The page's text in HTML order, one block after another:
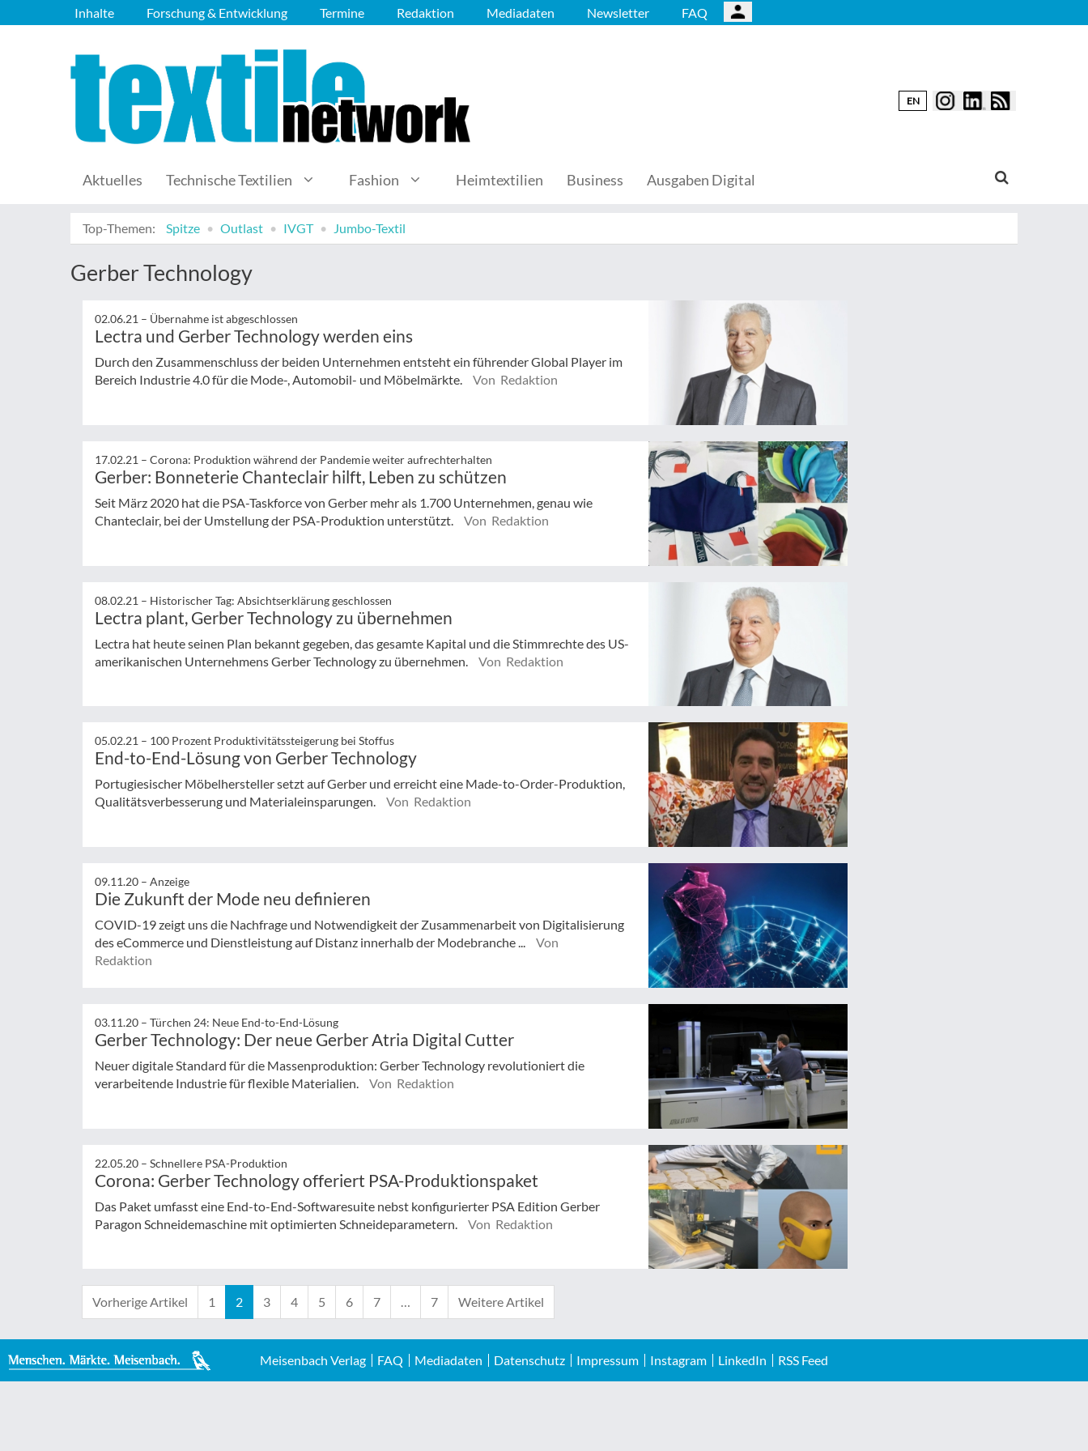
Inhalte Forschung & Entwicklung Termine Redaktion Mediadaten Newsletter FAQ
EN
Aktuelles Technische Textilien Fashion Heimtextilien Business Ausgaben Digital
Top-Themen: Spitze Outlast IVGT Jumbo-Textil
Gerber Technology
02.06.21 – Übernahme ist abgeschlossen
Lectra und Gerber Technology werden eins
Durch den Zusammenschluss der beiden Unternehmen entsteht ein führender Global Player im
Bereich Industrie 4.0 für die Mode-, Automobil- und Möbelmärkte.
Von Redaktion
17.02.21 – Corona: Produktion während der Pandemie weiter aufrechterhalten
Gerber: Bonneterie Chanteclair hilft, Leben zu schützen
Seit März 2020 hat die PSA-Taskforce von Gerber mehr als 1.700 Unternehmen, genau wie
Chanteclair, bei der Umstellung der PSA-Produktion unterstützt.
Von Redaktion
08.02.21 – Historischer Tag: Absichtserklärung geschlossen
Lectra plant, Gerber Technology zu übernehmen
Lectra hat heute seinen Plan bekannt gegeben, das gesamte Kapital und die Stimmrechte des US-
amerikanischen Unternehmens Gerber Technology zu übernehmen.
Von Redaktion
05.02.21 – 100 Prozent Produktivitätssteigerung bei Stoffus
End-to-End-Lösung von Gerber Technology
Portugiesischer Möbelhersteller setzt auf Gerber und erreicht eine Made-to-Order-Produktion,
Qualitätsverbesserung und Materialeinsparungen.
Von Redaktion
09.11.20 – Anzeige
Die Zukunft der Mode neu definieren
COVID-19 zeigt uns die Nachfrage und Notwendigkeit der Zusammenarbeit von Digitalisierung
des eCommerce und Dienstleistung auf Distanz innerhalb der Modebranche ...
Von
Redaktion
03.11.20 – Türchen 24: Neue End-to-End-Lösung
Gerber Technology: Der neue Gerber Atria Digital Cutter
Neuer digitale Standard für die Massenproduktion: Gerber Technology revolutioniert die
verarbeitende Industrie für flexible Materialien.
Von Redaktion
22.05.20 – Schnellere PSA-Produktion
Corona: Gerber Technology offeriert PSA-Produktionspaket
Das Paket umfasst eine End-to-End-Softwaresuite nebst konfigurierter PSA Edition Gerber
Paragon Schneidemaschine mit optimierten Schneideparametern.
Von Redaktion
Vorherige Artikel 1 2 3 4 5 6 7 … 7 Weitere Artikel
Meisenbach Verlag FAQ Mediadaten Datenschutz Impressum Instagram LinkedIn RSS Feed